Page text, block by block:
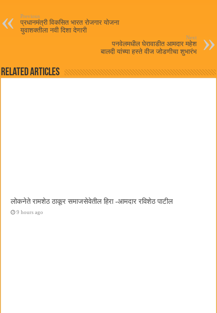
pp
Previous
प्रधानमंत्री विकसित भारत रोजगार योजना
युवाशक्तीला नवी दिशा देणारी
Next
पनवेलमधील घेरावाडीत आमदार महेश
बालदी यांच्या हस्ते वीज जोडणीचा शुभारंभ
Related Articles
लोकनेते रामशेठ ठाकूर समाजसेवेतील हिरा -आमदार रविशेठ पाटील
9 hours ago